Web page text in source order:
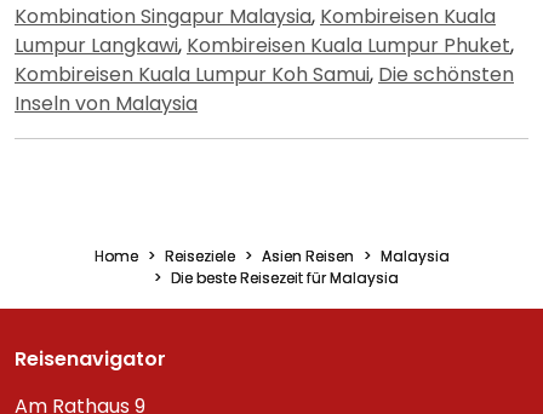
Kombination Singapur Malaysia, Kombireisen Kuala
Lumpur Langkawi, Kombireisen Kuala Lumpur Phuket,
Kombireisen Kuala Lumpur Koh Samui, Die schönsten
Inseln von Malaysia
Home Reiseziele Asien Reisen
Malaysia
Die beste Reisezeit für Malaysia
Reisenavigator
Am Rathaus 9